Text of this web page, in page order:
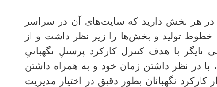
در هر بخش دارید که سایت‌های آن در سراسر
تولید و بخش‌ها را زیر نظر داشت و از
با هدف کنترل کارکرد پرسنلِ نگهبانیِ
در نظر داشتن زمان خود و به همراه داشتن
نگهبانان بطور دقیق در اختیار مدیریت